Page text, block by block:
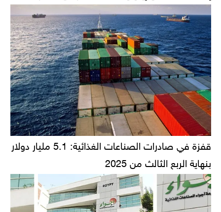
قفزة في صادرات الصناعات الغذائية: 5.1 مليار دولار
بنهاية الربع الثالث من 2025